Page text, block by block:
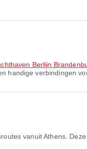
Berlijn
handige verbindingen
vanuit Athens.